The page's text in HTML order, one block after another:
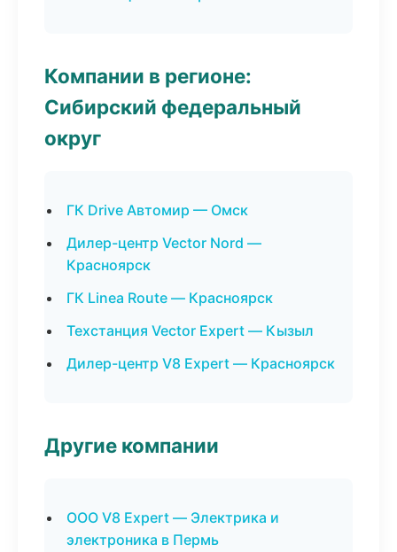
Компании в регионе:
Сибирский федеральный
округ
ГК Drive Автомир — Омск
Дилер-центр Vector Nord —
Красноярск
ГК Linea Route — Красноярск
Техстанция Vector Expert — Кызыл
Дилер-центр V8 Expert — Красноярск
Другие компании
ООО V8 Expert — Электрика и
электроника в Пермь